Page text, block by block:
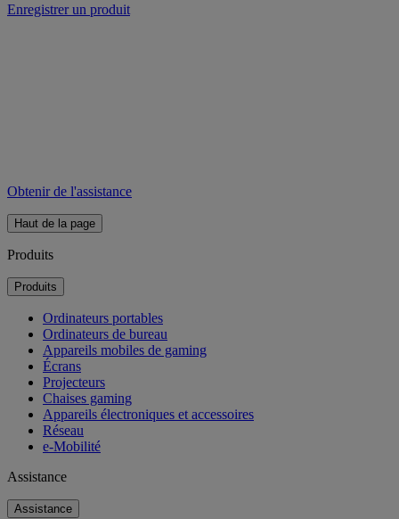
Enregistrer un produit
Obtenir de l'assistance
Haut de la page
Produits
Produits
Ordinateurs portables
Ordinateurs de bureau
Appareils mobiles de gaming
Écrans
Projecteurs
Chaises gaming
Appareils électroniques et accessoires
Réseau
e-Mobilité
Assistance
Assistance